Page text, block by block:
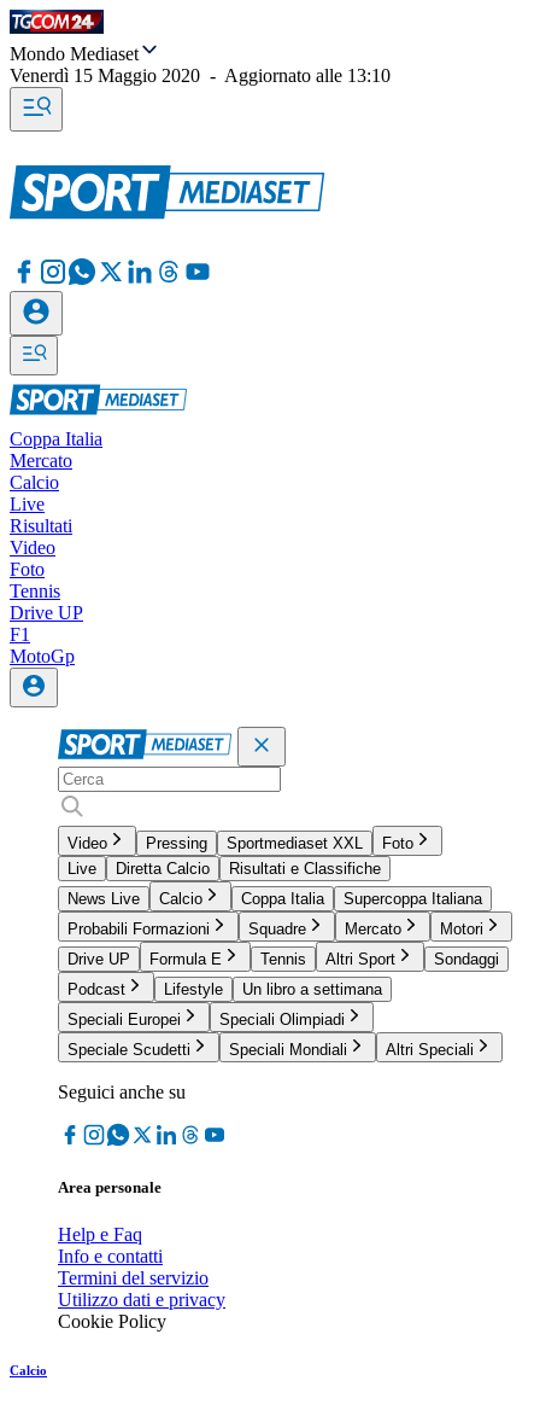
Mondo Mediaset
Venerdì 15 Maggio 2020 - Aggiornato alle 13:10
Coppa Italia
Mercato
Calcio
Live
Risultati
Video
Foto
Tennis
Drive UP
F1
MotoGp
Video Pressing Sportmediaset XXL
Foto
Live
Diretta Calcio
Risultati e Classifiche
News Live
Calcio Coppa Italia
Supercoppa Italiana
Probabili Formazioni
Squadre Mercato
Motori
Drive UP
Formula E Tennis Altri Sport
Sondaggi
Podcast
Lifestyle
Un libro a settimana
Speciali Europei
Speciali Olimpiadi
Speciale Scudetti
Speciali Mondiali Altri Speciali
Seguici anche su
Area personale
Help e Faq
Info e contatti
Termini del servizio
Utilizzo dati e privacy
Cookie Policy
Calcio